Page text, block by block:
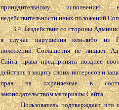
принудительному исполнению
недействительности иных положений
3.4. Бездействие со стороны
в случае нарушения кем-либо из
положений Соглашения не лишает
Сайта права предпринять позднее
действия в защиту своих интересов и
прав на охраняемые в
законодательством материалы Сайта.
Пользователь подтверждает, что